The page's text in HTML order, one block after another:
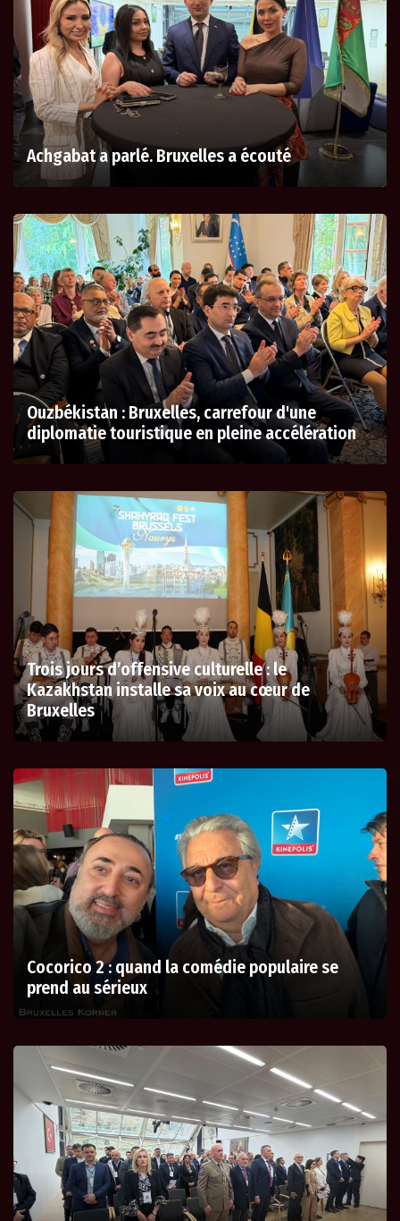
Achgabat a parlé. Bruxelles a écouté
Ouzbékistan : Bruxelles, carrefour d'une
diplomatie touristique en pleine accélération
Trois jours d’offensive culturelle : le
Kazakhstan installe sa voix au cœur de
Bruxelles
Cocorico 2 : quand la comédie populaire se
prend au sérieux